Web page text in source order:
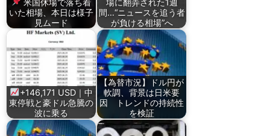
いた相場、本日は様子
見ムード
間…“ニュースを追う者
が負ける相場”へ
+146,171 USD｜中
東停戦と豪ドル急騰の
波に乗る
【為替市況】ドル円が
軟調、背景は日米要
因 トレンドの持続性
を検証